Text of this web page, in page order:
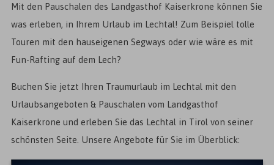
Mit den Pauschalen des Landgasthof Kaiserkrone können Sie
was erleben, in Ihrem Urlaub im Lechtal! Zum Beispiel tolle
Touren mit den hauseigenen Segways oder wie wäre es mit
Fun-Rafting auf dem Lech?
Buchen Sie jetzt Ihren Traumurlaub im Lechtal mit den
Urlaubsangeboten & Pauschalen vom Landgasthof
Kaiserkrone und erleben Sie das Lechtal in Tirol von seiner
schönsten Seite. Unsere Angebote für Sie im Überblick: